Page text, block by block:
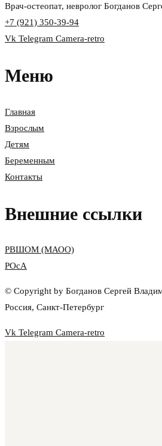
Врач-остеопат, невролог Богданов
+7 (921) 350-39-94
Vk Telegram Camera-retro
Меню
Главная
Взрослым
Детям
Беременным
Контакты
Внешние ссылки
РВШОМ (МАОО)
РОсА
© Copyright by Богданов Сергей
Россия, Санкт-Петербург
Vk Telegram Camera-retro